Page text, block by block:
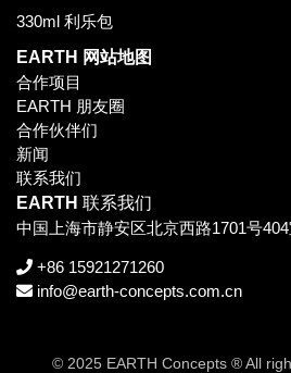
330ml 利乐包
EARTH 网站地图
合作项目
EARTH 朋友圈
合作伙伴们
新闻
联系我们
EARTH 联系我们
中国上海市静安区北京西路1701号404
+86 15921271260
info@earth-concepts.com.cn
© 2025 EARTH Concepts ® All